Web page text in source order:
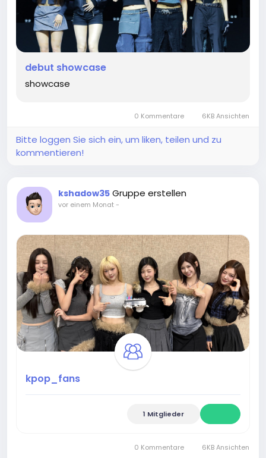
debut showcase
showcase
0 Kommentare 6KB Ansichten
Bitte loggen Sie sich ein, um liken, teilen und zu
kommentieren!
kshadow35 Gruppe erstellen
vor einem Monat-
kpop_fans
1 Mitglieder
0 Kommentare 6KB Ansichten